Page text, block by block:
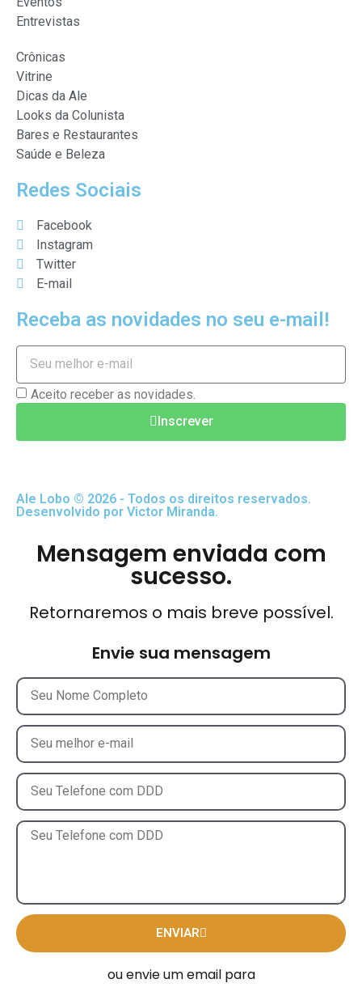
Entrevistas
Crônicas
Vitrine
Dicas da Ale
Looks da Colunista
Bares e Restaurantes
Saúde e Beleza
Redes Sociais
Facebook
Instagram
Twitter
E-mail
Receba as novidades no seu e-mail!
Aceito receber as novidades.
Inscrever
Ale Lobo © 2026 - Todos os direitos reservados.
Desenvolvido por Victor Miranda.
Mensagem enviada com
sucesso.
Retornaremos o mais breve possível.
Envie sua mensagem
ENVIAR
ou envie um email para